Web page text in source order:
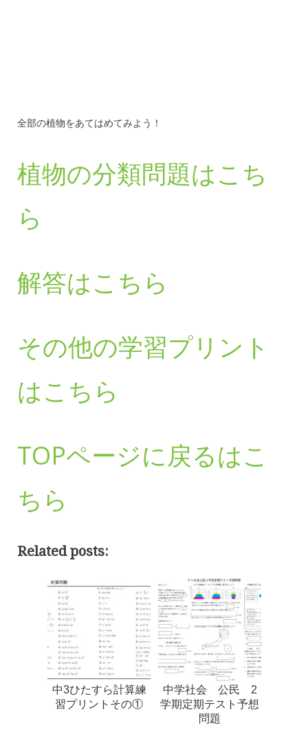
全部の植物をあてはめてみよう！
植物の分類問題はこち
ら
解答はこちら
その他の学習プリント
はこちら
TOPページに戻るはこ
ちら
Related posts:
中3ひたすら計算練
習プリントその①
中学社会 公民 2
学期定期テスト予想
問題